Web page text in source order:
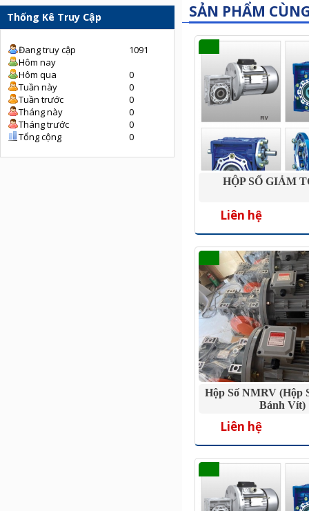
Thống Kê Truy Cập
Đang truy cập
1091
Hôm nay
Hôm qua
0
Tuần này
0
Tuần trước
0
Tháng này
0
Tháng trước
0
Tổng cộng
0
SẢN PHẨM
HỘP SỐ GIẢM
Liên hệ
Hộp Số NMRV (Hộp
Bánh Vít)
Liên hệ